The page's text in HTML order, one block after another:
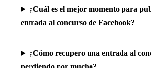
¿Cuál es el mejor momento para
entrada al concurso de Facebook?
¿Cómo recupero una entrada al